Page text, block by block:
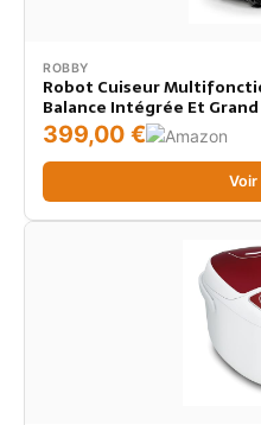
ROBBY
Robot Cuiseur
Balance Intégrée Et
- ROBICOOK XL
399,00 €